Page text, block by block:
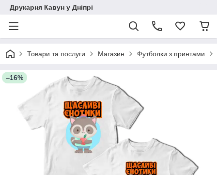
Друкарня Кавун у Дніпрі
Товари та послуги Магазин Футболки з принтами
–16%